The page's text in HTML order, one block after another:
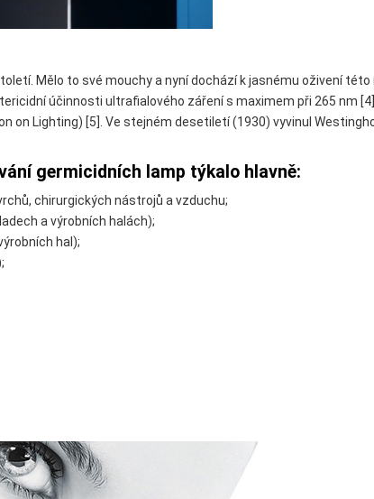
Mělo to své mouchy a nyní dochází k jasnému oživení
účinnosti ultrafialového záření s maximem při 265 nm
on Lighting) [5]. Ve stejném desetiletí (1930) vyvinul
germicidních lamp týkalo hlavně:
chirurgických nástrojů a vzduchu;
a výrobních halách);
hal);